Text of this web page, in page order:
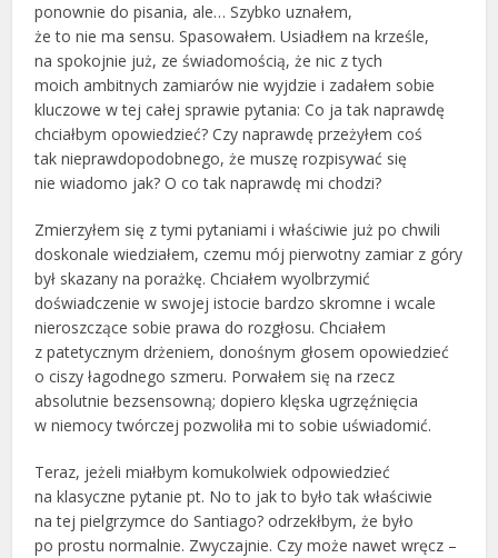
ponownie do pisania, ale… Szybko uznałem,
że to nie ma sensu. Spasowałem. Usiadłem na krześle,
na spokojnie już, ze świadomością, że nic z tych
moich ambitnych zamiarów nie wyjdzie i zadałem sobie
kluczowe w tej całej sprawie pytania: Co ja tak naprawdę
chciałbym opowiedzieć? Czy naprawdę przeżyłem coś
tak nieprawdopodobnego, że muszę rozpisywać się
nie wiadomo jak? O co tak naprawdę mi chodzi?
Zmierzyłem się z tymi pytaniami i właściwie już po chwili
doskonale wiedziałem, czemu mój pierwotny zamiar z góry
był skazany na porażkę. Chciałem wyolbrzymić
doświadczenie w swojej istocie bardzo skromne i wcale
nieroszczące sobie prawa do rozgłosu. Chciałem
z patetycznym drżeniem, donośnym głosem opowiedzieć
o ciszy łagodnego szmeru. Porwałem się na rzecz
absolutnie bezsensowną; dopiero klęska ugrzęźnięcia
w niemocy twórczej pozwoliła mi to sobie uświadomić.
Teraz, jeżeli miałbym komukolwiek odpowiedzieć
na klasyczne pytanie pt. No to jak to było tak właściwie
na tej pielgrzymce do Santiago? odrzekłbym, że było
po prostu normalnie. Zwyczajnie. Czy może nawet wręcz –